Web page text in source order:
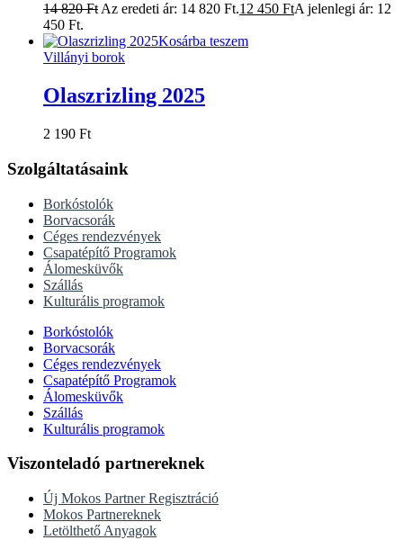
14 820FtAz eredeti ár: 14 820 Ft.12 450 FtA jelenlegi ár: 12
450 Ft.
Kosárba teszem
Villányi borok
Olaszrizling 2025
2 190 Ft
Szolgáltatásaink
Borkóstolók
Borvacsorák
Céges rendezvények
Csapatépítő Programok
Álomesküvők
Szállás
Kulturális programok
Borkóstolók
Borvacsorák
Céges rendezvények
Csapatépítő Programok
Álomesküvők
Szállás
Kulturális programok
Viszonteladó partnereknek
Új Mokos Partner Regisztráció
Mokos Partnereknek
Letölthető Anyagok